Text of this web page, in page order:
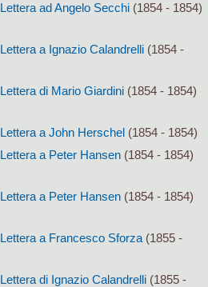
Lettera ad Angelo Secchi (1854 - 1854)
Lettera a Ignazio Calandrelli (1854 -
Lettera di Mario Giardini (1854 - 1854)
Lettera a John Herschel (1854 - 1854)
Lettera a Peter Hansen (1854 - 1854)
Lettera a Peter Hansen (1854 - 1854)
Lettera a Francesco Sforza (1855 -
Lettera di Ignazio Calandrelli (1855 -